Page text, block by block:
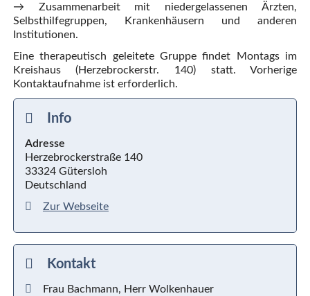
→ Zusammenarbeit mit niedergelassenen Ärzten,
Selbsthilfegruppen, Krankenhäusern und anderen
Institutionen.
Eine therapeutisch geleitete Gruppe findet Montags im
Kreishaus (Herzebrockerstr. 140) statt. Vorherige
Kontaktaufnahme ist erforderlich.
Info
Adresse
Herzebrockerstraße 140
33324 Gütersloh
Deutschland
Zur Webseite
Kontakt
Frau Bachmann, Herr Wolkenhauer